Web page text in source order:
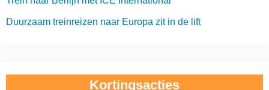
Duurzaam treinreizen naar Europa zit in de lift
Kortingsacties